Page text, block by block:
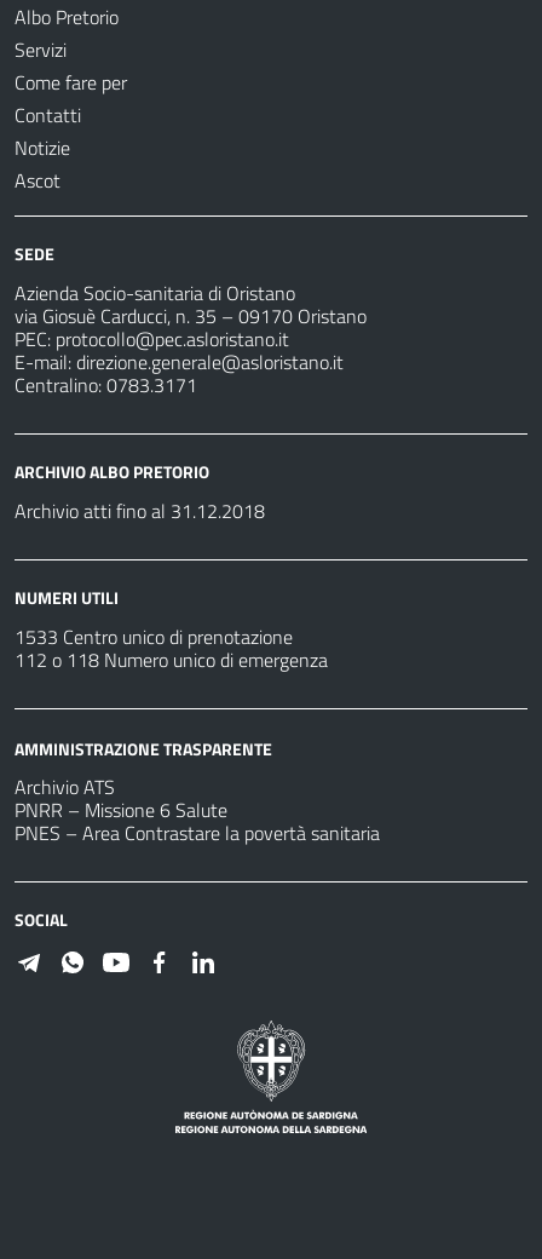
Albo Pretorio
Servizi
Come fare per
Contatti
Notizie
Ascot
SEDE
Azienda Socio-sanitaria di Oristano
via Giosuè Carducci, n. 35 – 09170 Oristano
PEC: protocollo@pec.asloristano.it
E-mail:direzione.generale@asloristano.it
Centralino: 0783.3171
ARCHIVIO ALBO PRETORIO
Archivio atti fino al 31.12.2018
NUMERI UTILI
1533 Centro unico di prenotazione
112 o 118 Numero unico di emergenza
AMMINISTRAZIONE TRASPARENTE
Archivio ATS
PNRR – Missione 6 Salute
PNES – Area Contrastare la povertà sanitaria
SOCIAL